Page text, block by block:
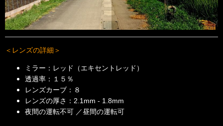
＜レンズの詳細＞
ミラー：レッド（エキセントレッド）
透過率： １５ ％
レンズカーブ：８
レンズの厚さ：2.1mm - 1.8mm
夜間の運転不可 ／昼間の運転可